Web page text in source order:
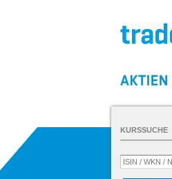
KURSSUCHE